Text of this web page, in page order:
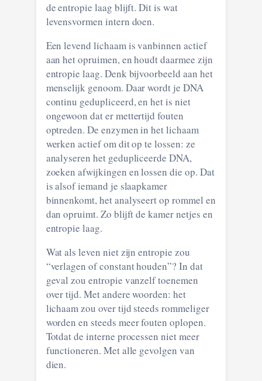
de entropie laag blijft. Dit is wat
levensvormen intern doen.
Een levend lichaam is vanbinnen actief
aan het opruimen, en houdt daarmee zijn
entropie laag. Denk bijvoorbeeld aan het
menselijk genoom. Daar wordt je DNA
continu gedupliceerd, en het is niet
ongewoon dat er mettertijd fouten
optreden. De enzymen in het lichaam
werken actief om dit op te lossen: ze
analyseren het gedupliceerde DNA,
zoeken afwijkingen en lossen die op. Dat
is alsof iemand je slaapkamer
binnenkomt, het analyseert op rommel en
dan opruimt. Zo blijft de kamer netjes en
entropie laag.
Wat als leven niet zijn entropie zou
“verlagen of constant houden”? In dat
geval zou entropie vanzelf toenemen
over tijd. Met andere woorden: het
lichaam zou over tijd steeds rommeliger
worden en steeds meer fouten oplopen.
Totdat de interne processen niet meer
functioneren. Met alle gevolgen van
dien.